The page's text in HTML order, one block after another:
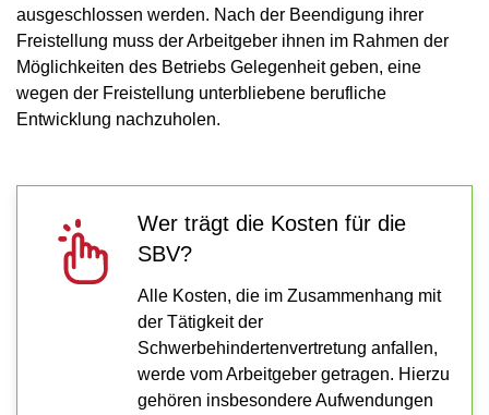
ausgeschlossen werden. Nach der Beendigung ihrer
Freistellung muss der Arbeitgeber ihnen im Rahmen der
Möglichkeiten des Betriebs Gelegenheit geben, eine
wegen der Freistellung unterbliebene berufliche
Entwicklung nachzuholen.
Wer trägt die Kosten für die
SBV?
Alle Kosten, die im Zusammenhang mit
der Tätigkeit der
Schwerbehindertenvertretung anfallen,
werde vom Arbeitgeber getragen. Hierzu
gehören insbesondere Aufwendungen